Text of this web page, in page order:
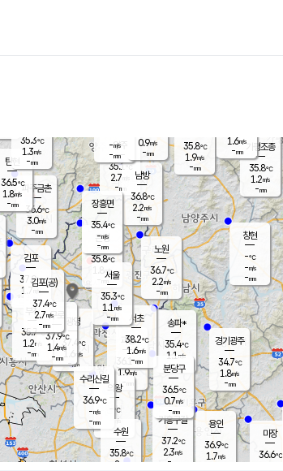
양주
35.1℃
2.7
-mm
과천
36.1℃
1.9m/s
- mm
용인
36.9℃
1.7m/s
경기광주
34.7℃
1.8m/s
-mm
파주금촌
36.6℃
3.0m/s
-mm
가평조종
35.8℃
1.2m/s
-mm
35.8℃
1.9m/s
-mm
창현
-℃
-m/s
-mm
탄현
36.5℃
1.8m/s
-mm
1.6m/s
-mm
마장
36.6℃
의왕
- ℃
m/s
mm
김포
37.0℃
1.7 m/s
mm
광명
37.4 ℃
1.6 m/s
-mm
부천
35.7℃
1.2m/s
-mm
구로
37.9℃
1.4m/s
-mm
은평
35.8℃
1.8 m/s
- mm
노원
36.7℃
2.2m/s
-mm
송파*
35.4℃
1.1 m/s
-mm
서초
38.2℃
1.6m/s
-mm
남방
36.8℃
2.2m/s
-mm
기흥구갈
37.2℃
2.3m/s
-
수리산길
36.9℃
-m/s
-mm
분당구
36.5℃
0.7m/s
-mm
장흥면
35.4℃
-m/s
-mm
-m/s
-mm
김포(공)
37.4℃
2.7m/s
-mm
수원
35.8℃
2 m/s
서울
35.3℃
1.1 m/s
-mm
35.3℃
1.3m/s
-mm
0.9m/s
-mm